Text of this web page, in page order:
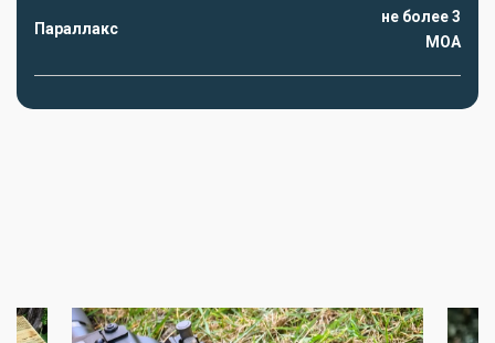
Параллакс
не более 3
MOA